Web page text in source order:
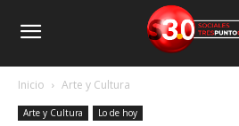
Inicio Arte y Cultura
Arte y Cultura Lo de hoy